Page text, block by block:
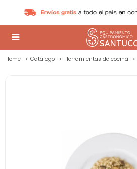

Home Catálogo Herramientas de cocina